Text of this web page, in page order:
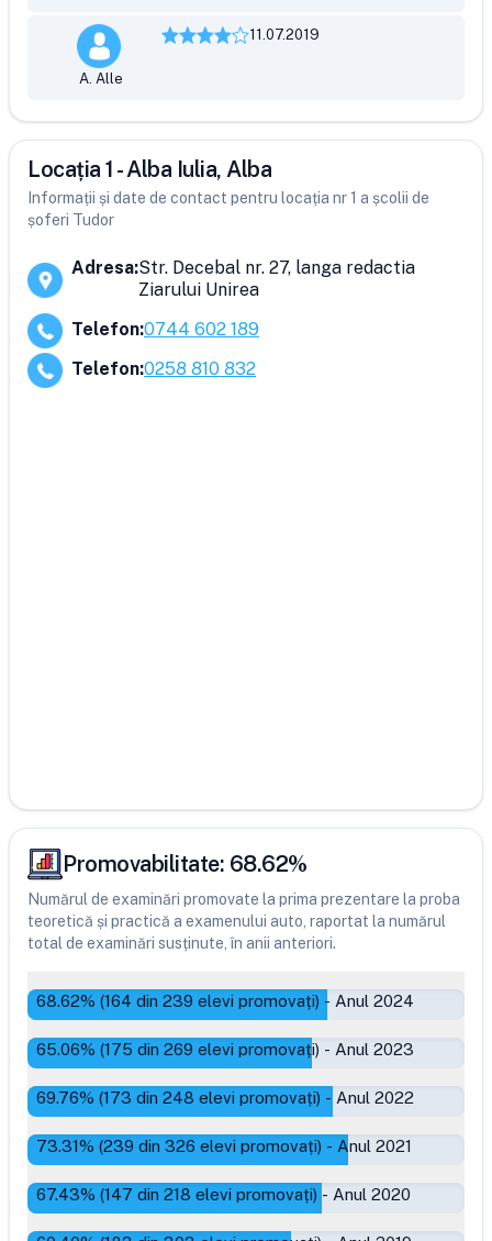
A. Alle
11.07.2019
Locația 1 - Alba Iulia, Alba
Informații și date de contact pentru locația nr 1 a școlii de
șoferi Tudor
Adresa:Str. Decebal nr. 27, langa redactia
Ziarului Unirea
Telefon:0744 602 189
Telefon:0258 810 832
Promovabilitate: 68.62%
Numărul de examinări promovate la prima prezentare la proba
teoretică și practică a examenului auto, raportat la numărul
total de examinări susținute, în anii anteriori.
68.62% (164 din 239 elevi promovați) - Anul 2024
65.06% (175 din 269 elevi promovați) - Anul 2023
69.76% (173 din 248 elevi promovați) - Anul 2022
73.31% (239 din 326 elevi promovați) - Anul 2021
67.43% (147 din 218 elevi promovați) - Anul 2020